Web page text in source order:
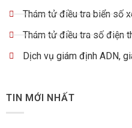
Thám tử điều tra biển số
Thám tử điều tra số điện
Dịch vụ giám định ADN,
TIN MỚI NHẤT